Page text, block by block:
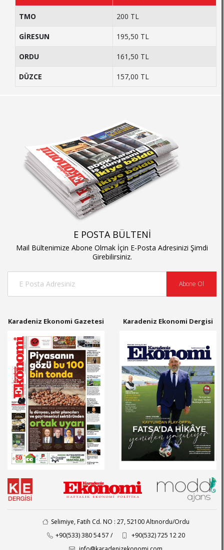
TMO 200 TL
GİRESUN 195,50 TL
ORDU 161,50 TL
DÜZCE 157,00 TL
E POSTA BÜLTENİ
Mail Bültenimize Abone Olmak İçin E-Posta Adresinizi Şimdi
Girebilirsiniz.
Abone Ol
Karadeniz Ekonomi Gazetesi Karadeniz Ekonomi Dergisi
Selimiye, Fatih Cd. NO : 27, 52100 Altınordu/Ordu
+90(533) 380 54 57 /
+90(532) 725 12 20